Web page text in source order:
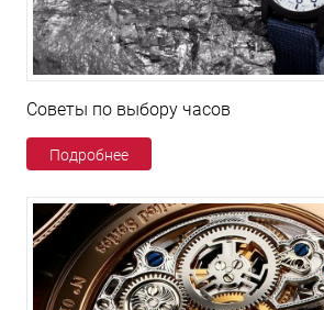
Советы по выбору часов
Подробнее